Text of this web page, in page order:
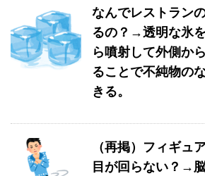
なんでレストラン
るの？→透明な氷
ら噴射して外側か
ることで不純物の
きる。
（再掲）フィギュ
目が回らない？→